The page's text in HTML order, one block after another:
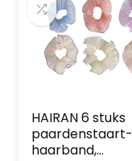
HAIRAN 6 stuks
paardenstaart-
haarband,